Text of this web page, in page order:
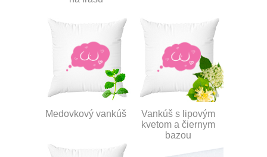
Medovkový vankúš
Vankúš s lipovým
kvetom a čiernym
bazou